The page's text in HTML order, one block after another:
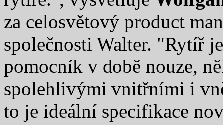
za celosvětový product
společnosti Walter. "Rytíř
pomocník v době nouze,
spolehlivými vnitřními i
to je ideální specifikace